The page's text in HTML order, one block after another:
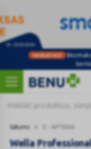
Ieskaties!
Sākums E - APTIEKA
Wella